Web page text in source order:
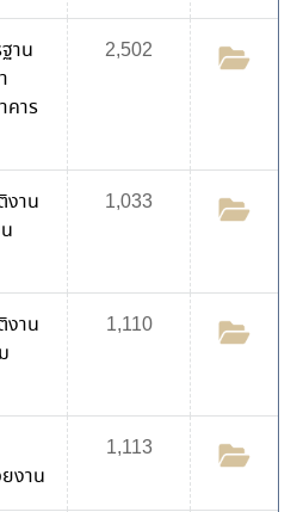
าน
คาร
2,502
งาน
1,033
งาน
1,110
งาน
1,113